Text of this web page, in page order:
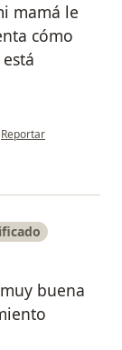
mamá le
cómo
en opinión del usuario
Reportar
buena